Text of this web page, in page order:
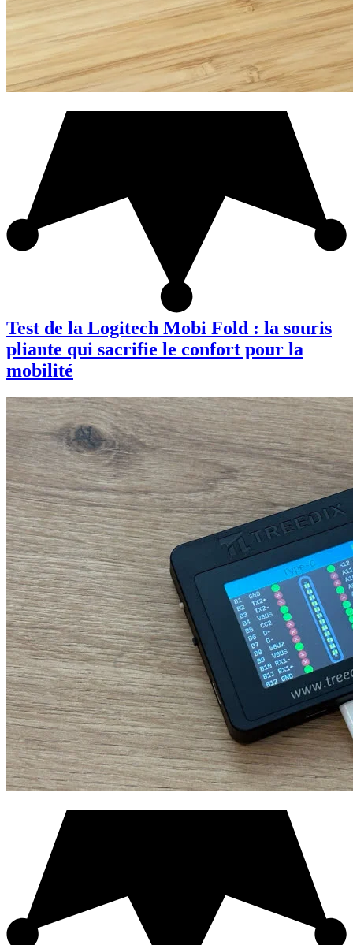
Test de la Logitech Mobi Fold : la souris
pliante qui sacrifie le confort pour la
mobilité